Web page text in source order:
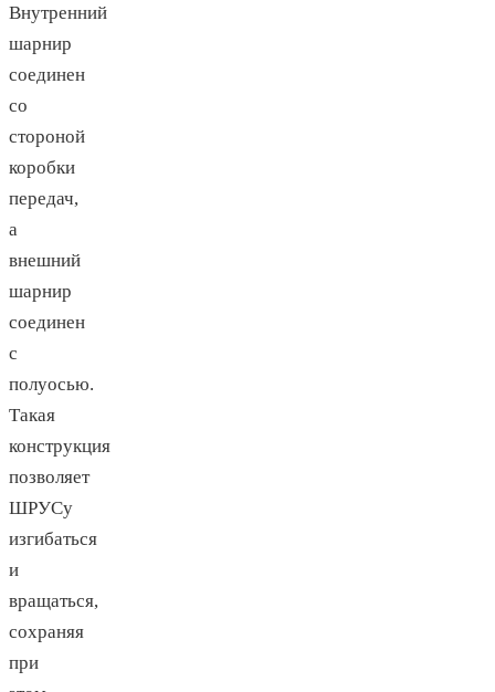
Внутренний
шарнир
соединен
со
стороной
коробки
передач,
а
внешний
шарнир
соединен
с
полуосью.
Такая
конструкция
позволяет
ШРУСу
изгибаться
и
вращаться,
сохраняя
при